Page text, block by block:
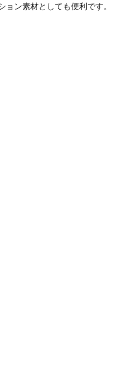
ン素材としても便利です。